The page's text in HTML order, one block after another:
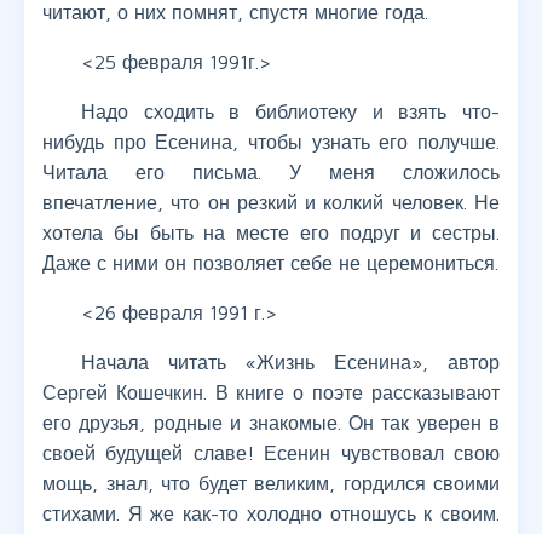
читают, о них помнят, спустя многие года.
<25 февраля 1991г.>
Надо сходить в библиотеку и взять что-
нибудь про Есенина, чтобы узнать его получше.
Читала его письма. У меня сложилось
впечатление, что он резкий и колкий человек. Не
хотела бы быть на месте его подруг и сестры.
Даже с ними он позволяет себе не церемониться.
<26 февраля 1991 г.>
Начала читать «Жизнь Есенина», автор
Сергей Кошечкин. В книге о поэте рассказывают
его друзья, родные и знакомые. Он так уверен в
своей будущей славе! Есенин чувствовал свою
мощь, знал, что будет великим, гордился своими
стихами. Я же как-то холодно отношусь к своим.